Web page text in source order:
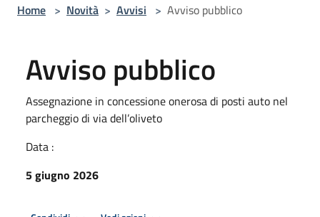
Home > Novità > Avvisi > Avviso pubblico
Avviso pubblico
Assegnazione in concessione onerosa di posti auto nel
parcheggio di via dell’oliveto
Data :
5 giugno 2026